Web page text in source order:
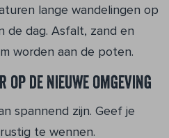
lange wandelingen op
de dag. Asfalt, zand en
worden aan de poten.
op de nieuwe omgeving
spannend zijn. Geef je
te wennen.